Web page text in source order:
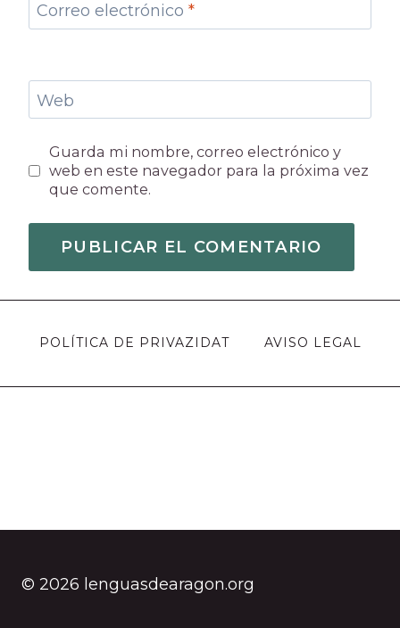
Correo electrónico *
Web
Guarda mi nombre, correo electrónico y
web en este navegador para la próxima vez
que comente.
POLÍTICA DE PRIVAZIDAT AVISO LEGAL
© 2026 lenguasdearagon.org